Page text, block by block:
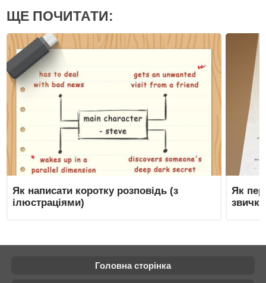
ЩЕ ПОЧИТАТИ:
Як написати коротку розповідь (з
ілюстраціями)
Як
Головна сторінка